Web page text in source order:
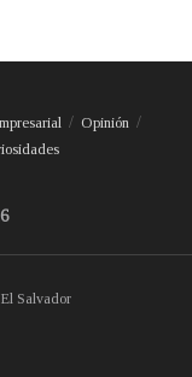
Opinión
Salvador